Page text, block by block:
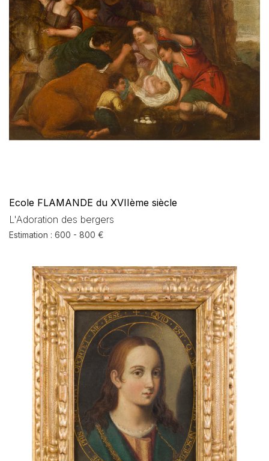
Ecole FLAMANDE du XVIIème siècle
L'Adoration des bergers
Estimation : 600 - 800 €